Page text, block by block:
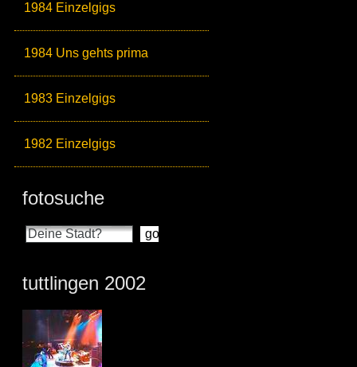
1984 Einzelgigs
1984 Uns gehts prima
1983 Einzelgigs
1982 Einzelgigs
fotosuche
tuttlingen 2002